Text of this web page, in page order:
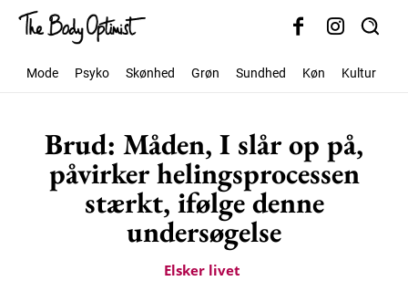
Mode Psyko Skønhed Grøn Sundhed Køn Kultur
Brud: Måden, I slår op på,
påvirker helingsprocessen
stærkt, ifølge denne
undersøgelse
Elsker livet